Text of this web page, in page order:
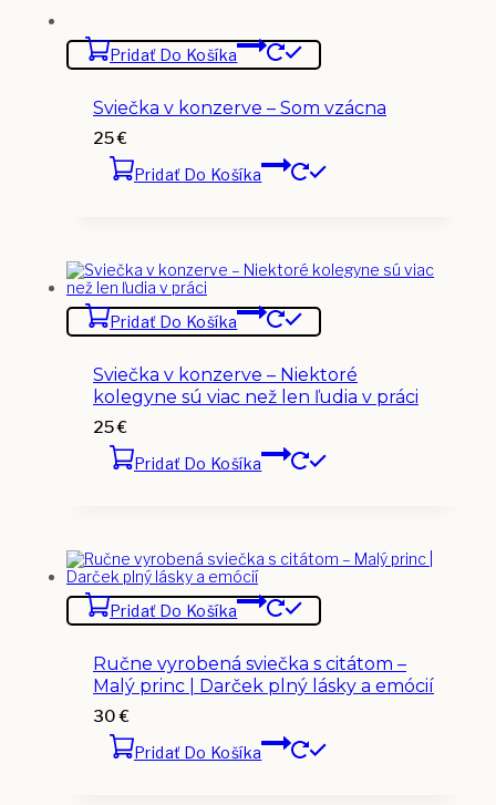
Pridať Do Košíka
Sviečka v konzerve – Som vzácna
25€
Pridať Do Košíka
Pridať Do Košíka
Sviečka v konzerve – Niektoré
kolegyne sú viac než len ľudia v práci
25€
Pridať Do Košíka
Pridať Do Košíka
Ručne vyrobená sviečka s citátom –
Malý princ | Darček plný lásky a emócií
30€
Pridať Do Košíka